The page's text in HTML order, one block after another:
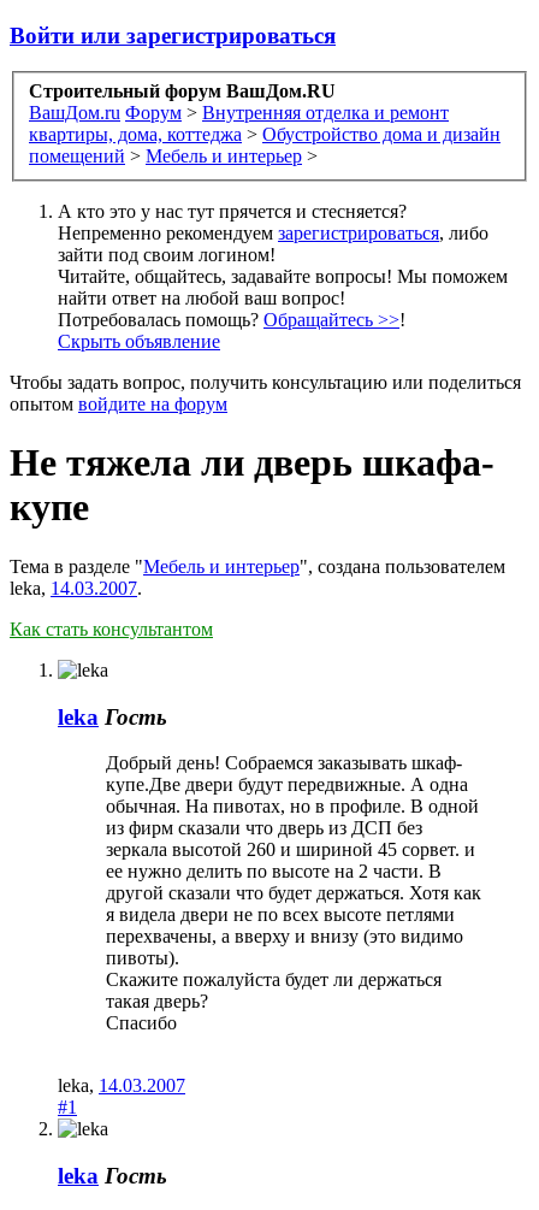
Войти или зарегистрироваться
Строительный форум ВашДом.RU
ВашДом.ru Форум > Внутренняя отделка и ремонт
квартиры, дома, коттеджа > Обустройство дома и дизайн
помещений > Мебель и интерьер >
А кто это у нас тут прячется и стесняется?
Непременно рекомендуем зарегистрироваться, либо
зайти под своим логином!
Читайте, общайтесь, задавайте вопросы! Мы поможем
найти ответ на любой ваш вопрос!
Потребовалась помощь? Обращайтесь >>!
Скрыть объявление
Чтобы задать вопрос, получить консультацию или поделиться
опытом войдите на форум
Не тяжела ли дверь шкафа-
купе
Тема в разделе "Мебель и интерьер", создана пользователем
leka, 14.03.2007.
Как стать консультантом
leka Гость
Добрый день! Собраемся заказывать шкаф-
купе.Две двери будут передвижные. А одна
обычная. На пивотах, но в профиле. В одной
из фирм сказали что дверь из ДСП без
зеркала высотой 260 и шириной 45 сорвет. и
ее нужно делить по высоте на 2 части. В
другой сказали что будет держаться. Хотя как
я видела двери не по всех высоте петлями
перехвачены, а вверху и внизу (это видимо
пивоты).
Скажите пожалуйста будет ли держаться
такая дверь?
Спасибо
leka, 14.03.2007
#1
leka Гость